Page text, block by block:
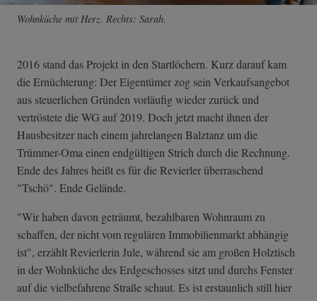
Wohnküche mit Herz. Rechts: Sarah.
2016 stand das Projekt in den Startlöchern. Kurz darauf kam
die Ernüchterung: Der Eigentümer zog sein Verkaufsangebot
aus steuerlichen Gründen vorläufig wieder zurück und
vertröstete die WG auf 2019. Doch jetzt macht ihnen der
Hausbesitzer nach einem jahrelangen Balztanz um die
Trümmer-Oma einen endgültigen Strich durch die Rechnung.
Ende des Jahres heißt es für die Revierler überraschend
"Tschö". Ende Gelände.
"Wir haben davon geträumt, bezahlbaren Wohnraum zu
schaffen, der nicht vom regulären Immobilienmarkt abhängig
ist", erzählt Revierlerin Jule, während sie am großen Holztisch
in der Wohnküche des Erdgeschosses sitzt und durchs Fenster
auf die vielbefahrene Straße schaut. Es ist erstaunlich still hier